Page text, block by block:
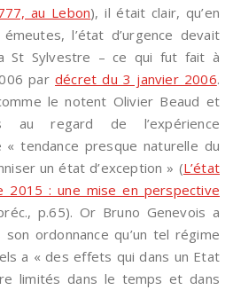
au Lebon), il était clair, qu’en
l’état d’urgence devait
St Sylvestre – ce qui fut fait à
par décret du 3 janvier 2006.
le notent Olivier Beaud et
au regard de l’expérience
tendance presque naturelle du
un état d’exception » (L’état
2015 : une mise en perspective
p.65). Or Bruno Genevois a
ordonnance qu’un tel régime
a « des effets qui dans un Etat
limités dans le temps et dans